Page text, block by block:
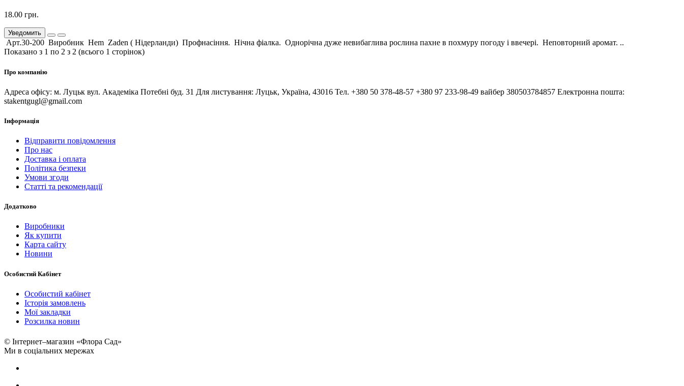
18.00 грн.
Уведомить
Арт.30-200 Виробник Hem Zaden ( Нідерланди) Профнасіння. Нічна фіалка. Однорічна дуже невибаглива рослина пахне в похмуру погоду і ввечері. Неповторний аромат. ..
Показано з 1 по 2 з 2 (всього 1 сторінок)
Про компанію
Адреса офісу: м. Луцьк вул. Академіка Потебні буд. 31 Для листування: Луцьк, Україна, 43016 Тел. +380 50 378-48-57 +380 97 233-98-49 вайбер 380503784857 Електронна пошта:
stakentgugl@gmail.com
Інформація
Відправити повідомлення
Про нас
Доставка і оплата
Політика безпеки
Умови згоди
Статті та рекомендації
Додатково
Виробники
Як купити
Карта сайту
Новини
Особистий Кабінет
Особистий кабінет
Історія замовлень
Мої закладки
Розсилка новин
© Інтернет–магазин «Флора Сад»
Ми в соціальних мережах